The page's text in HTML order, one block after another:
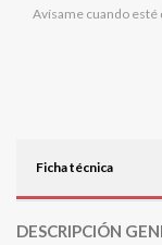
Ficha técnica
DESCRIPCIÓN